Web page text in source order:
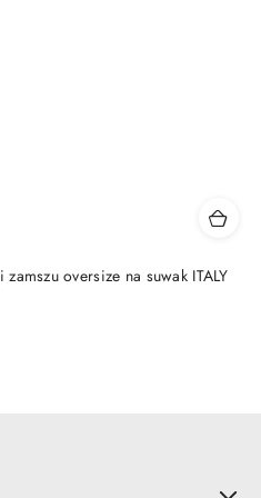
oversize na suwak ITALY